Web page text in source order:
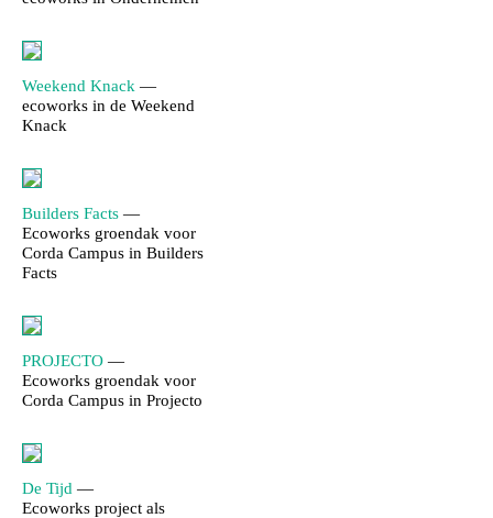
Weekend Knack —
ecoworks in de Weekend
Knack
Builders Facts —
Ecoworks groendak voor
Corda Campus in Builders
Facts
PROJECTO —
Ecoworks groendak voor
Corda Campus in Projecto
De Tijd —
Ecoworks project als